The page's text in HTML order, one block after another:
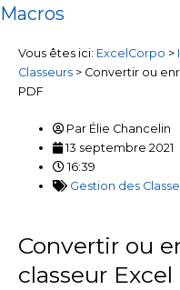
Macros
Vous êtes ici: ExcelCorpo >
Classeurs > Convertir ou
PDF
Par Élie Chancelin
13 septembre 2021
16:39
Gestion des
Convertir ou
classeur